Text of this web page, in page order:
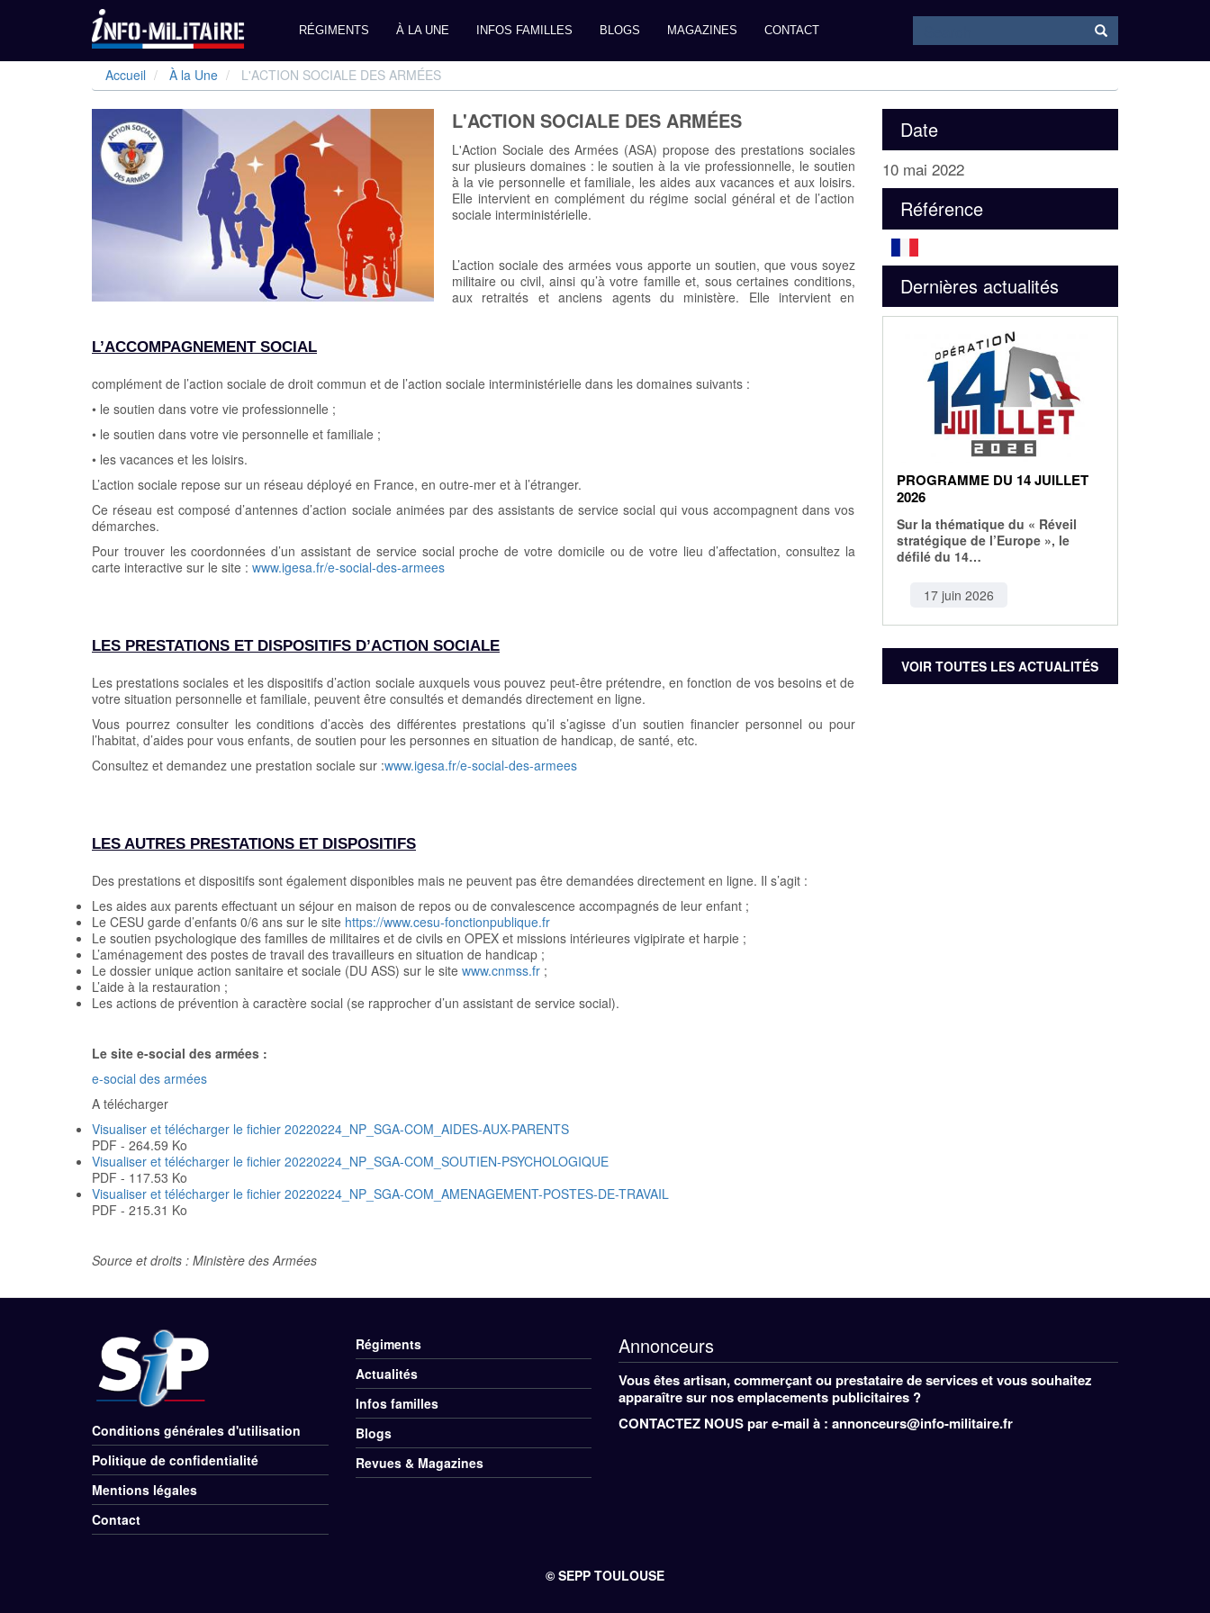
Aller
Navigation
principale
RÉGIMENTS À LA UNE INFOS FAMILLES BLOGS MAGAZINES CONTACT Search
Accueil À la Une L'ACTION SOCIALE DES ARMÉES
L'ACTION SOCIALE DES ARMÉES
L'Action Sociale des Armées (ASA) propose des prestations sociales
sur plusieurs domaines : le soutien à la vie professionnelle, le soutien
à la vie personnelle et familiale, les aides aux vacances et aux loisirs.
Elle intervient en complément du régime social général et de l’action
sociale interministérielle.
L’ACCOMPAGNEMENT SOCIAL
L’action sociale des armées vous apporte un soutien, que vous soyez
militaire ou civil, ainsi qu’à votre famille et, sous certaines conditions,
aux retraités et anciens agents du ministère. Elle intervient en
complément de l’action sociale de droit commun et de l’action sociale interministérielle dans les domaines suivants :
• le soutien dans votre vie professionnelle ;
• le soutien dans votre vie personnelle et familiale ;
• les vacances et les loisirs.
L’action sociale repose sur un réseau déployé en France, en outre-mer et à l’étranger.
Ce réseau est composé d’antennes d’action sociale animées par des assistants de service social qui vous accompagnent dans vos
démarches.
Pour trouver les coordonnées d’un assistant de service social proche de votre domicile ou de votre lieu d’affectation, consultez la
carte interactive sur le site : www.igesa.fr/e-social-des-armees
LES PRESTATIONS ET DISPOSITIFS D’ACTION SOCIALE
Les prestations sociales et les dispositifs d’action sociale auxquels vous pouvez peut-être prétendre, en fonction de vos besoins et de
votre situation personnelle et familiale, peuvent être consultés et demandés directement en ligne.
Vous pourrez consulter les conditions d’accès des différentes prestations qu’il s’agisse d’un soutien financier personnel ou pour
l’habitat, d’aides pour vous enfants, de soutien pour les personnes en situation de handicap, de santé, etc.
Consultez et demandez une prestation sociale sur :www.igesa.fr/e-social-des-armees
LES AUTRES PRESTATIONS ET DISPOSITIFS
Des prestations et dispositifs sont également disponibles mais ne peuvent pas être demandées directement en ligne. Il s’agit :
Les aides aux parents effectuant un séjour en maison de repos ou de convalescence accompagnés de leur enfant ;
Le CESU garde d’enfants 0/6 ans sur le site https://www.cesu-fonctionpublique.fr
Le soutien psychologique des familles de militaires et de civils en OPEX et missions intérieures vigipirate et harpie ;
L’aménagement des postes de travail des travailleurs en situation de handicap ;
Le dossier unique action sanitaire et sociale (DU ASS) sur le site www.cnmss.fr ;
L’aide à la restauration ;
Les actions de prévention à caractère social (se rapprocher d’un assistant de service social).
Le site e-social des armées :
e-social des armées
A télécharger
Visualiser et télécharger le fichier 20220224_NP_SGA-COM_AIDES-AUX-PARENTS
PDF - 264.59 Ko
Visualiser et télécharger le fichier 20220224_NP_SGA-COM_SOUTIEN-PSYCHOLOGIQUE
PDF - 117.53 Ko
Visualiser et télécharger le fichier 20220224_NP_SGA-COM_AMENAGEMENT-POSTES-DE-TRAVAIL
PDF - 215.31 Ko
Source et droits : Ministère des Armées
Date
10 mai 2022
Référence
Dernières actualités
PROGRAMME DU 14 JUILLET
2026
Sur la thématique du « Réveil
stratégique de l’Europe », le
défilé du 14…
17 juin 2026
VOIR TOUTES LES ACTUALITÉS
Menu
Rubriques
Pied
Conditions générales d'utilisation
Politique de confidentialité
Mentions légales
Contact
Menu
Divers
Pied
de
Régiments
Actualités
Infos familles
Blogs
Revues & Magazines
Annonceurs
Vous êtes artisan, commerçant ou prestataire de services et vous souhaitez
apparaître sur nos emplacements publicitaires ?
CONTACTEZ NOUSpar e-mail à : annonceurs@info-militaire.fr
© SEPP TOULOUSE